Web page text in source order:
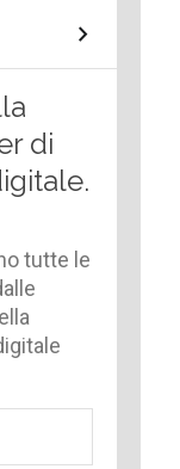
di
tutte le